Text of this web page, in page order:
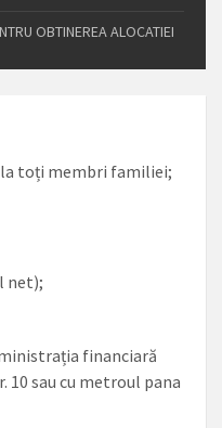
OBTINEREA ALOCATIEI
toți membri familiei;
net);
financiară
10 sau cu metroul pana